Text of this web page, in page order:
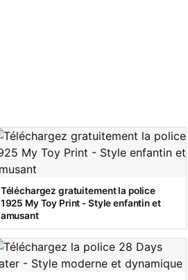
Téléchargez gratuitement la police
1925 My Toy Print - Style enfantin et
amusant